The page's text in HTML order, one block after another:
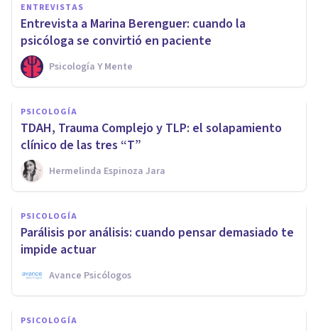
ENTREVISTAS
Entrevista a Marina Berenguer: cuando la
psicóloga se convirtió en paciente
Psicología Y Mente
PSICOLOGÍA
TDAH, Trauma Complejo y TLP: el solapamiento
clínico de las tres “T”
Hermelinda Espinoza Jara
PSICOLOGÍA
Parálisis por análisis: cuando pensar demasiado te
impide actuar
Avance Psicólogos
PSICOLOGÍA